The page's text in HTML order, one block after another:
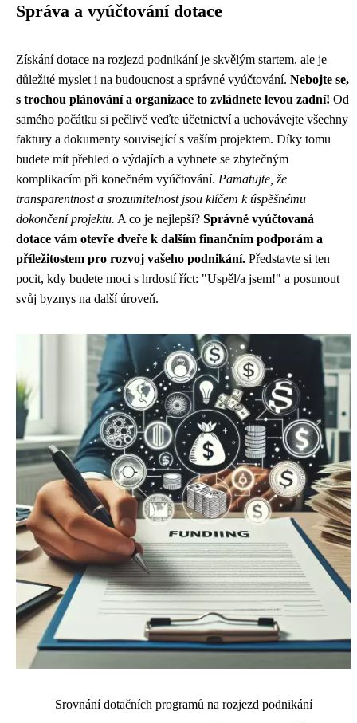
Správa a vyúčtování dotace
Získání dotace na rozjezd podnikání je skvělým startem, ale je
důležité myslet i na budoucnost a správné vyúčtování. Nebojte se,
s trochou plánování a organizace to zvládnete levou zadní! Od
samého počátku si pečlivě veďte účetnictví a uchovávejte všechny
faktury a dokumenty související s vaším projektem. Díky tomu
budete mít přehled o výdajích a vyhnete se zbytečným
komplikacím při konečném vyúčtování. Pamatujte, že
transparentnost a srozumitelnost jsou klíčem k úspěšnému
dokončení projektu. A co je nejlepší? Správně vyúčtovaná
dotace vám otevře dveře k dalším finančním podporám a
příležitostem pro rozvoj vašeho podnikání. Představte si ten
pocit, kdy budete moci s hrdostí říct: "Uspěl/a jsem!" a posunout
svůj byznys na další úroveň.
Srovnání dotačních programů na rozjezd podnikání